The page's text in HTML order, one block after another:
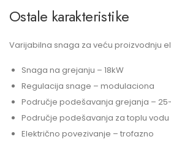
Ostale karakteristike
Varijabilna snaga za veću proizvodnju
Snaga na grejanju – 18kW
Regulacija snage – modulaciona
Područje podešavanja grejanja –
Područje podešavanja za toplu vodu
Električno povezivanje – trofazno